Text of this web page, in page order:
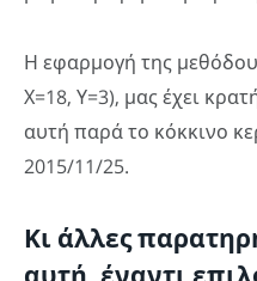
Η εφαρμογή της
Χ=18, Υ=3), μας έχει
αυτή παρά το κόκκινο
2015/11/25.
Κι άλλες